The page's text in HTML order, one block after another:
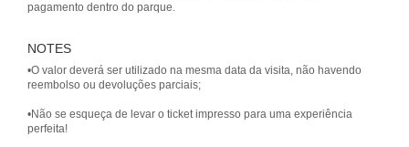
NOTES
•O valor deverá ser utilizado na mesma data da visita, não havendo
reembolso ou devoluções parciais;
•Não se esqueça de levar o ticket impresso para uma experiência
perfeita!